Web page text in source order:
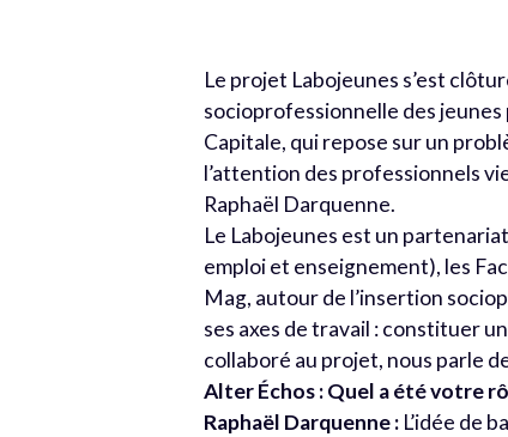
Le projet Labojeunes s’est
socioprofessionnelle des
Capitale, qui repose sur un
l’attention des professionnels
Raphaël Darquenne.
Le Labojeunes est un
emploi et enseignement), les
Mag, autour de l’insertion
ses axes de travail : constituer
collaboré au projet, nous parle
Alter Échos : Quel a été votre
Raphaël Darquenne : L’idée de